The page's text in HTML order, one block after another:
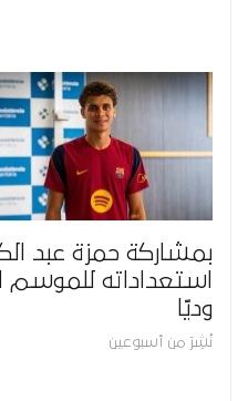
بمشاركة حمزة عبد
استعداداته للموسم
وديًا
نُشِرَ من أسبوعين